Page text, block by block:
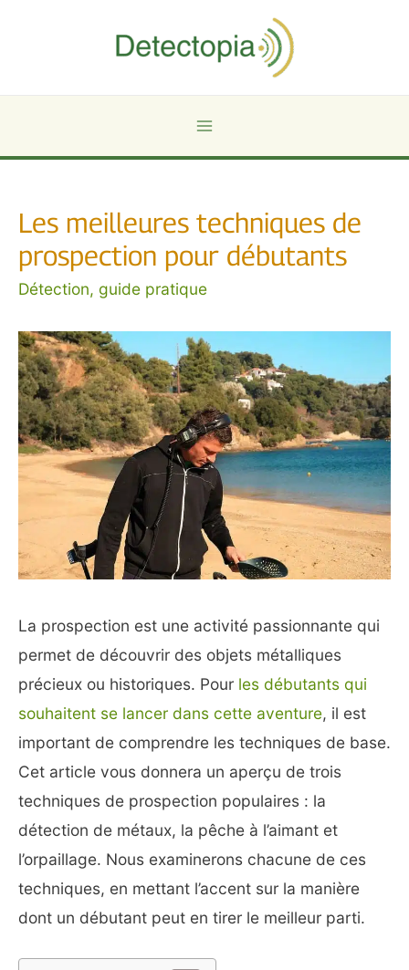
Les meilleures techniques de
prospection pour débutants
Détection, guide pratique
La prospection est une activité passionnante qui
permet de découvrir des objets métalliques
précieux ou historiques. Pour les débutants qui
souhaitent se lancer dans cette aventure, il est
important de comprendre les techniques de base.
Cet article vous donnera un aperçu de trois
techniques de prospection populaires : la
détection de métaux, la pêche à l’aimant et
l’orpaillage. Nous examinerons chacune de ces
techniques, en mettant l’accent sur la manière
dont un débutant peut en tirer le meilleur parti.